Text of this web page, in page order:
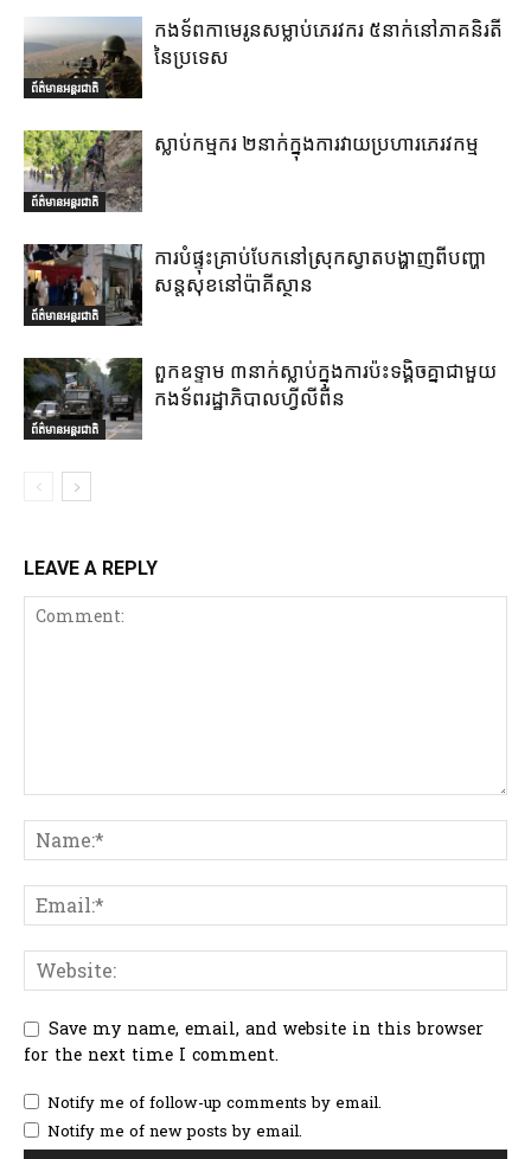
ព័ត៌មានអន្តរជាតិ
កងទ័ពកាមេរូនសម្លាប់ភេរវករ ៥នាក់នៅភាគនិរតី
នៃប្រទេស
ព័ត៌មានអន្តរជាតិ
ស្លាប់កម្មករ ២នាក់ក្នុងការវាយប្រហារភេរវកម្ម
ព័ត៌មានអន្តរជាតិ
ការបំផ្ទុះគ្រាប់បែកនៅស្រុកស្វាតបង្ហាញពីបញ្ហា
សន្តសុខនៅប៉ាគីស្ថាន
ព័ត៌មានអន្តរជាតិ
ពួកឧទ្ទាម ៣នាក់ស្លាប់ក្នុងការប៉ះទង្គិចគ្នាជាមួយ
កងទ័ពរដ្ឋាភិបាលហ្វីលីពីន
LEAVE A REPLY
Save my name, email, and website in this browser
for the next time I comment.
Notify me of follow-up comments by email.
Notify me of new posts by email.